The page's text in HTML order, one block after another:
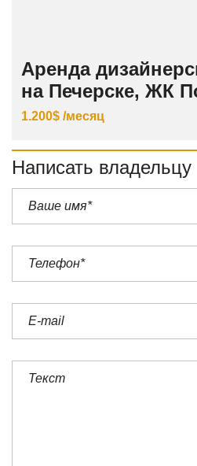
Аренда
на Печерске, ЖК
1.200$ /месяц
Написать владельцу